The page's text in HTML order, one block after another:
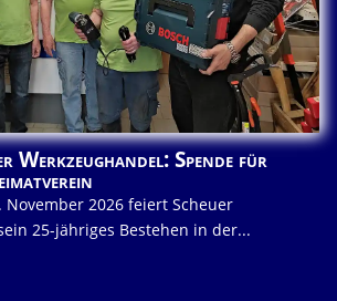
Werkzeughandel: Spende für
November 2026 feiert Scheuer
25-jähriges Bestehen in der...